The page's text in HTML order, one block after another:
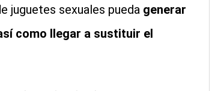
juguetes sexuales pueda generar
como llegar a sustituir el